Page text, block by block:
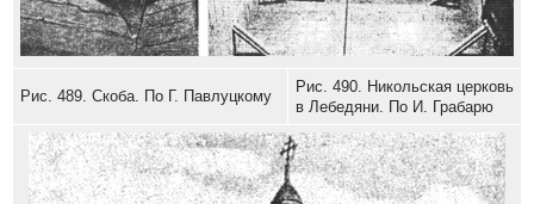
Рис. 489. Скоба. По Г. Павлуцкому
Рис. 490. Никольская церковь
в Лебедяни. По И. Грабарю